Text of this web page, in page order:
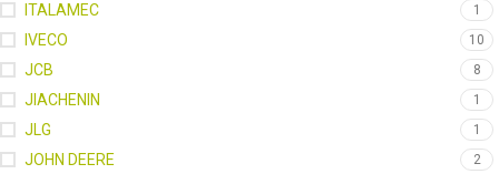
ITALAMEC 1
IVECO 10
JCB 8
JIACHENIN 1
JLG 1
JOHN DEERE 2